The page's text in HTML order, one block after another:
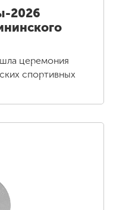
2026
церемония
спортивных